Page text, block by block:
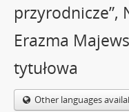
przyrodnicze”,
Erazma
tytułowa
Other languages